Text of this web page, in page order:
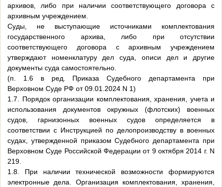
архивов, либо при наличии соответствующего договора с
архивным учреждением.
Суды, не выступающие источниками комплектования
государственного архива, либо при отсутствии
соответствующего договора с архивным учреждением
утверждают номенклатуру дел суда, описи дел и другие
документы суда самостоятельно.
(п. 1.6 в ред. Приказа Судебного департамента при
Верховном Суде РФ от 09.01.2024 N 1)
1.7. Порядок организации комплектования, хранения, учета и
использования документов окружных (флотских) военных
судов, гарнизонных военных судов определяется в
соответствии с Инструкцией по делопроизводству в военных
судах, утвержденной приказом Судебного департамента при
Верховном Суде Российской Федерации от 9 октября 2014 г. N
219.
1.8. При наличии технической возможности формируются
электронные дела. Организация комплектования, хранения,